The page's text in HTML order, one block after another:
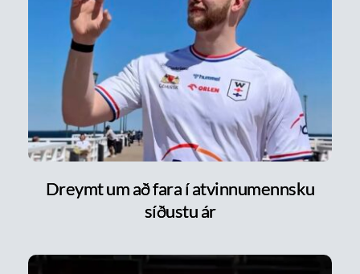
Dreymt um að fara í atvinnumennsku
síðustu ár